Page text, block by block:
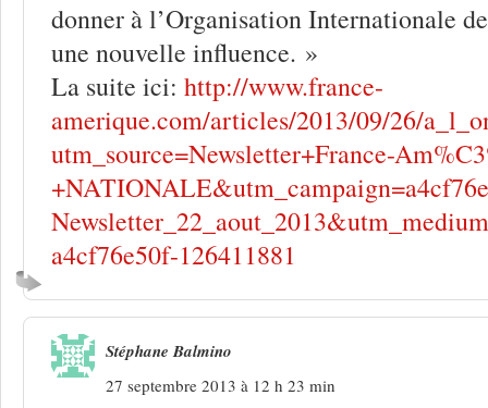
donner à l’Organisation Internationale
une nouvelle influence. »
La suite ici: http://www.france-
amerique.com/articles/2013/09/26/
utm_source=Newsletter+France-
a4cf76e50f-126411881
Stéphane Balmino
27 septembre 2013 à 12 h 23 min